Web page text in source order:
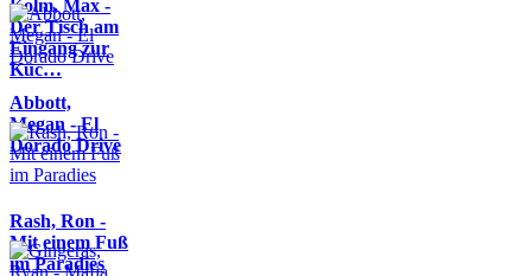
Kolm, Max -
Der Tisch am
Eingang zur
Küc…
Abbott,
Megan - El
Dorado Drive
Rash, Ron -
Mit einem Fuß
im Paradies